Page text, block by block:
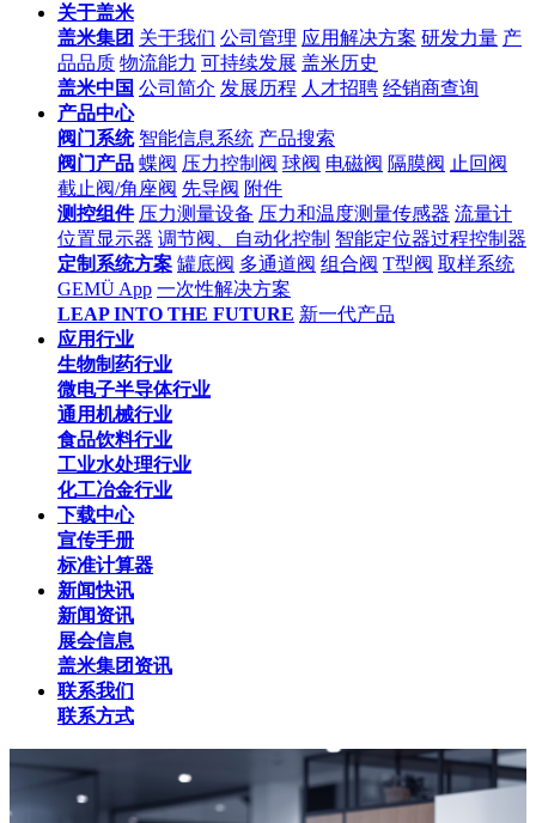
关于盖米
盖米集团 关于我们 公司管理 应用解决方案 研发力量 产
品品质 物流能力 可持续发展 盖米历史
盖米中国 公司简介 发展历程 人才招聘 经销商查询
产品中心
阀门系统 智能信息系统 产品搜索
阀门产品 蝶阀 压力控制阀 球阀 电磁阀 隔膜阀 止回阀
截止阀/角座阀 先导阀 附件
测控组件 压力测量设备 压力和温度测量传感器 流量计
位置显示器 调节阀、自动化控制 智能定位器过程控制器
定制系统方案 罐底阀 多通道阀 组合阀 T型阀 取样系统
GEMÜ App 一次性解决方案
LEAP INTO THE FUTURE 新一代产品
应用行业
生物制药行业
微电子半导体行业
通用机械行业
食品饮料行业
工业水处理行业
化工冶金行业
下载中心
宣传手册
标准计算器
新闻快讯
新闻资讯
展会信息
盖米集团资讯
联系我们
联系方式